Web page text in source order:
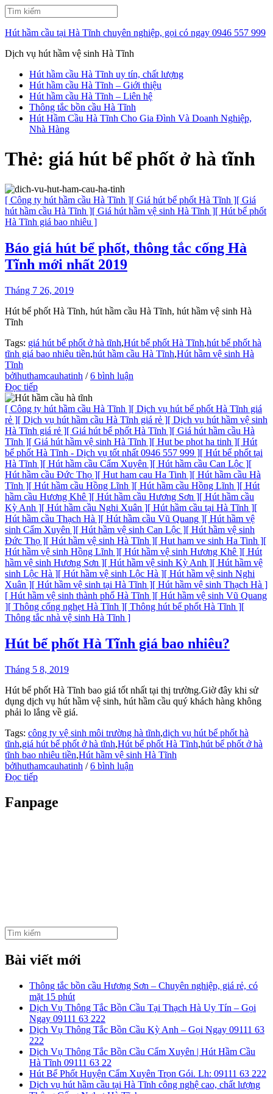
Bỏ
qua
và
nội
Enter)
Tìm
kiếm:
Hút hầm cầu tại Hà Tĩnh chuyên nghiệp, gọi có ngay 0946 557 999
Dịch vụ hút hầm vệ sinh Hà Tĩnh
Hút hầm cầu Hà Tĩnh uy tín, chất lượng
Hút hầm cầu Hà Tĩnh – Giới thiệu
Hút hầm cầu Hà Tĩnh – Liên hệ
Thông tắc bồn cầu Hà Tĩnh
Hút Hầm Cầu Hà Tĩnh Cho Gia Đình Và Doanh Nghiệp,
Nhà Hàng
Thẻ: giá hút bể phốt ở hà tĩnh
[ Công ty hút hầm cầu Hà Tĩnh ][ Giá hút bể phốt Hà Tĩnh ][ Giá
hút hầm cầu Hà Tĩnh ][ Giá hút hầm vệ sinh Hà Tĩnh ][ Hút bể phốt
Hà Tĩnh giá bao nhiêu ]
Báo giá hút bể phốt, thông tắc cống Hà
Tĩnh mới nhất 2019
Tháng 7 26, 2019
Hút bể phốt Hà Tĩnh, hút hầm cầu Hà Tĩnh, hút hầm vệ sinh Hà
Tĩnh
Tags: giá hút bể phốt ở hà tĩnh,Hút bể phốt Hà Tĩnh,hút bể phốt hà
tĩnh giá bao nhiêu tiền,hút hầm cầu Hà Tĩnh,Hút hầm vệ sinh Hà
Tĩnh
bởihuthamcauhatinh /6 bình luận
Đọc tiếp
[ Công ty hút hầm cầu Hà Tĩnh ][ Dịch vụ hút bể phốt Hà Tĩnh giá
rẻ ][ Dịch vụ hút hầm cầu Hà Tĩnh giá rẻ ][ Dịch vụ hút hầm vệ sinh
Hà Tĩnh giá rẻ ][ Giá hút bể phốt Hà Tĩnh ][ Giá hút hầm cầu Hà
Tĩnh ][ Giá hút hầm vệ sinh Hà Tĩnh ][ Hut be phot ha tinh ][ Hút
bể phốt Hà Tĩnh - Dịch vụ tốt nhất 0946 557 999 ][ Hút bể phốt tại
Hà Tĩnh ][ Hút hầm cầu Cẩm Xuyên ][ Hút hầm cầu Can Lộc ][
Hút hầm cầu Đức Thọ ][ Hut ham cau Ha Tinh ][ Hút hầm cầu Hà
Tĩnh ][ Hút hầm cầu Hồng Lĩnh ][ Hút hầm cầu Hồng Lĩnh ][ Hút
hầm cầu Hương Khê ][ Hút hầm cầu Hương Sơn ][ Hút hầm cầu
Kỳ Anh ][ Hút hầm cầu Nghi Xuân ][ Hút hầm cầu tại Hà Tĩnh ][
Hút hầm cầu Thạch Hà ][ Hút hầm cầu Vũ Quang ][ Hút hầm vệ
sinh Cẩm Xuyên ][ Hút hầm vệ sinh Can Lộc ][ Hút hầm vệ sinh
Đức Thọ ][ Hút hầm vệ sinh Hà Tĩnh ][ Hut ham ve sinh Ha Tinh ][
Hút hầm vệ sinh Hồng Lĩnh ][ Hút hầm vệ sinh Hương Khê ][ Hút
hầm vệ sinh Hương Sơn ][ Hút hầm vệ sinh Kỳ Anh ][ Hút hầm vệ
sinh Lộc Hà ][ Hút hầm vệ sinh Lộc Hà ][ Hút hầm vệ sinh Nghi
Xuân ][ Hút hầm vệ sinh tại Hà Tĩnh ][ Hút hầm vệ sinh Thạch Hà ]
[ Hút hầm vệ sinh thành phố Hà Tĩnh ][ Hút hầm vệ sinh Vũ Quang
][ Thông cống nghẹt Hà Tĩnh ][ Thông hút bể phốt Hà Tĩnh ][
Thông tắc nhà vệ sinh Hà Tĩnh ]
Hút bể phốt Hà Tĩnh giá bao nhiêu?
Tháng 5 8, 2019
Hút bể phốt Hà Tĩnh bao giá tốt nhất tại thị trường.Giờ đây khi sử
dụng dịch vụ hút hầm vệ sinh, hút hầm cầu quý khách hàng không
phải lo lắng về giá.
Tags: công ty vệ sinh môi trường hà tĩnh,dịch vụ hút bể phốt hà
tĩnh,giá hút bể phốt ở hà tĩnh,Hút bể phốt Hà Tĩnh,hút bể phốt ở hà
tĩnh bao nhiêu tiền,Hút hầm vệ sinh Hà Tĩnh
bởihuthamcauhatinh /6 bình luận
Đọc tiếp
Fanpage
Tìm
kiếm:
Bài viết mới
Thông tắc bồn cầu Hương Sơn – Chuyên nghiệp, giá rẻ, có
mặt 15 phút
Dịch Vụ Thông Tắc Bồn Cầu Tại Thạch Hà Uy Tín – Gọi
Ngay 09111 63 222
Dịch Vụ Thông Tắc Bồn Cầu Kỳ Anh – Gọi Ngay 09111 63
222
Dịch Vụ Thông Tắc Bồn Cầu Cẩm Xuyên | Hút Hầm Cầu
Hà Tĩnh 09111 63 22
Hút Bể Phốt Huyện Cẩm Xuyên Trọn Gói. Lh: 09111 63 222
Dịch vụ hút hầm cầu tại Hà Tĩnh công nghệ cao, chất lượng